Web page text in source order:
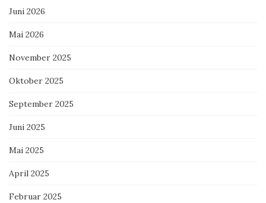
Juni 2026
Mai 2026
November 2025
Oktober 2025
September 2025
Juni 2025
Mai 2025
April 2025
Februar 2025